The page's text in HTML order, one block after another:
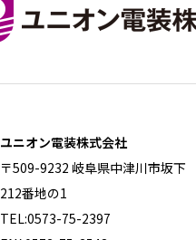
ユニオン電装株式会社
〒509-9232 岐阜県中津川市坂下
212番地の1
TEL:0573-75-2397